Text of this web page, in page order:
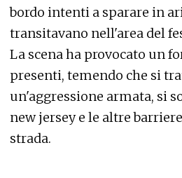
bordo intenti a sparare in
transitavano nell'area del
La scena ha provocato un
presenti, temendo che si
un'aggressione armata, si
new jersey e le altre
strada.